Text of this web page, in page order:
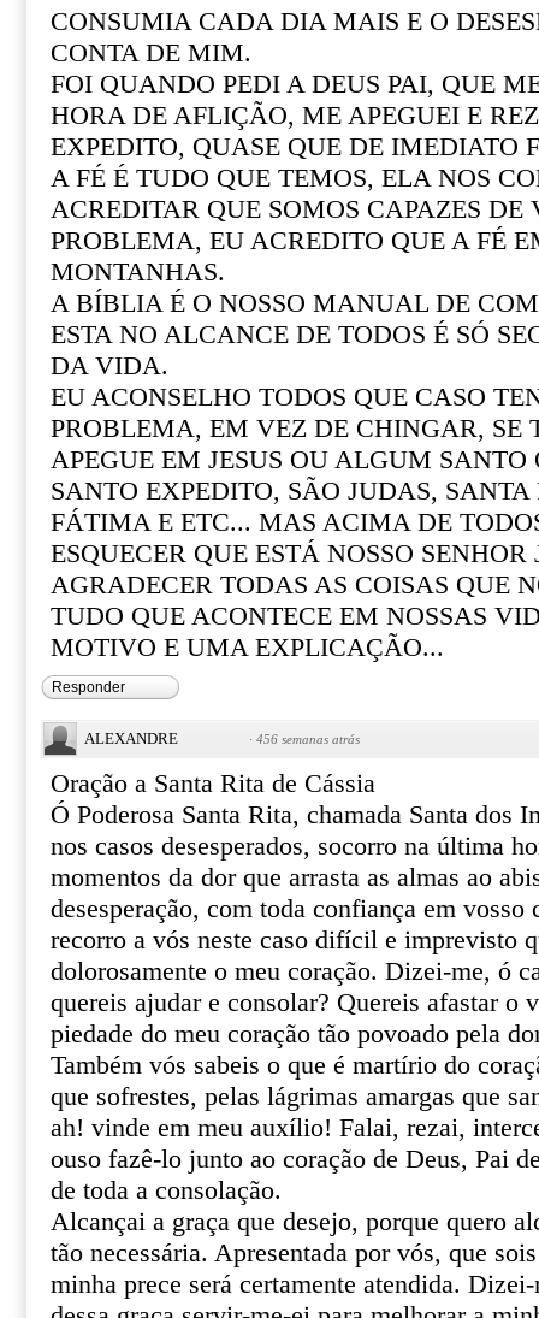
CONSUMIA CADA DIA MAIS E O
CONTA DE MIM.
FOI QUANDO PEDI A DEUS PAI, QUE
HORA DE AFLIÇÃO, ME APEGUEI E
EXPEDITO, QUASE QUE DE IMEDIATO
A FÉ É TUDO QUE TEMOS, ELA NOS
ACREDITAR QUE SOMOS CAPAZES DE
PROBLEMA, EU ACREDITO QUE A FÉ
MONTANHAS.
A BÍBLIA É O NOSSO MANUAL DE
ESTA NO ALCANCE DE TODOS É SÓ
DA VIDA.
EU ACONSELHO TODOS QUE CASO
PROBLEMA, EM VEZ DE CHINGAR, SE
APEGUE EM JESUS OU ALGUM SANTO
SANTO EXPEDITO, SÃO JUDAS, SANTA
FÁTIMA E ETC... MAS ACIMA DE
ESQUECER QUE ESTÁ NOSSO SENHOR
AGRADECER TODAS AS COISAS QUE
TUDO QUE ACONTECE EM NOSSAS
MOTIVO E UMA EXPLICAÇÃO...
Responder
ALEXANDRE · 456 semanas atrás
Oração a Santa Rita de Cássia
Ó Poderosa Santa Rita, chamada Santa dos
nos casos desesperados, socorro na última
momentos da dor que arrasta as almas ao
desesperação, com toda confiança em vosso
recorro a vós neste caso difícil e imprevisto
dolorosamente o meu coração. Dizei-me, ó
quereis ajudar e consolar? Quereis afastar o
piedade do meu coração tão povoado pela
Também vós sabeis o que é martírio do
que sofrestes, pelas lágrimas amargas que
ah! vinde em meu auxílio! Falai, rezai,
ouso fazê-lo junto ao coração de Deus, Pai
de toda a consolação.
Alcançai a graça que desejo, porque quero
tão necessária. Apresentada por vós, que
minha prece será certamente atendida.